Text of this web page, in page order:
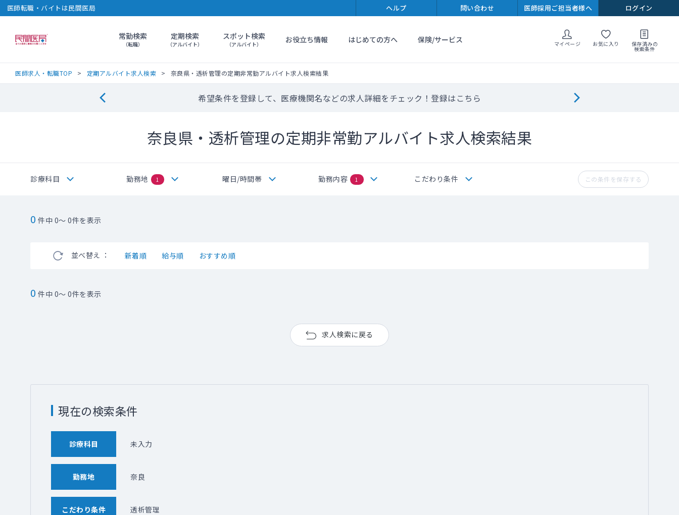
医師転職・バイトは民間医局 ヘルプ 問い合わせ 医師採用ご担当者様へ ログイン
民間医局常勤検索
（転職）
定期検索
（アルバイト）
スポット検索
（アルバイト） お役立ち情報 はじめての方へ 保険/サービス マイページ お気に入り 保存済みの
検索条件
医師求人・転職TOP 定期アルバイト求人検索 奈良県・透析管理の定期非常勤アルバイト求人検索結果
希望条件を登録して、医療機関名などの求人詳細をチェック！登録はこちら
奈良県・透析管理の定期非常勤アルバイト求人検索結果
診療科目 勤務地 1 曜日/時間帯 勤務内容 1 こだわり条件 この条件を保存する
0 件中 0～ 0件を表示
並べ替え ： 新着順 給与順 おすすめ順
0 件中 0～ 0件を表示
求人検索に戻る
現在の検索条件
診療科目 未入力
勤務地 奈良
こだわり条件 透析管理